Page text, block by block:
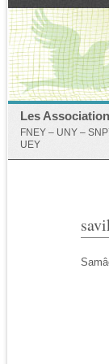
Les
FNEY – UNY –
UEY